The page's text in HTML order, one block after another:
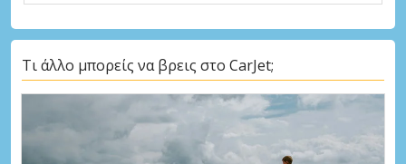
Τι άλλο μπορείς να βρεις στο CarJet;